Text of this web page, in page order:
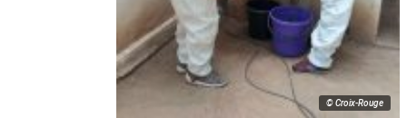
© Croix-Rouge